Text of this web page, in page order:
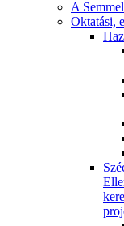
A
Oktatási,